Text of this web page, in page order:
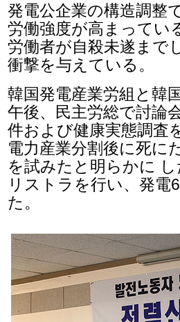
発電公企業の構造調整
労働強度が高まってい
労働者が自殺未遂まで
衝撃を与えている。
韓国発電産業労組と韓
午後、民主労総で討論
件および健康実態調査
電力産業分割後に死に
を試みたと明らかに
リストラを行い、発電
た。